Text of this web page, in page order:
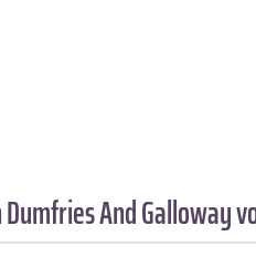
And Galloway